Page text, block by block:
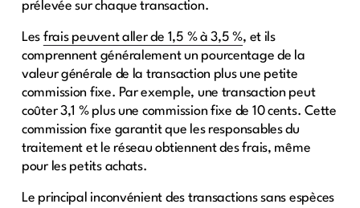
prélevée sur chaque transaction.
Les frais peuvent aller de 1,5 % à 3,5 %, et ils
comprennent généralement un pourcentage de la
valeur générale de la transaction plus une petite
commission fixe. Par exemple, une transaction peut
coûter 3,1 % plus une commission fixe de 10 cents. Cette
commission fixe garantit que les responsables du
traitement et le réseau obtiennent des frais, même
pour les petits achats.
Le principal inconvénient des transactions sans espèces